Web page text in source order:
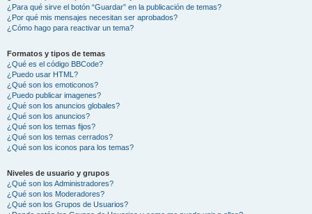
¿Para qué sirve el botón “Guardar” en la publicación de temas?
¿Por qué mis mensajes necesitan ser aprobados?
¿Cómo hago para reactivar un tema?
Formatos y tipos de temas
¿Qué es el código BBCode?
¿Puedo usar HTML?
¿Qué son los emoticonos?
¿Puedo publicar imagenes?
¿Qué son los anuncios globales?
¿Qué son los anuncios?
¿Qué son los temas fijos?
¿Qué son los temas cerrados?
¿Qué son los iconos para los temas?
Niveles de usuario y grupos
¿Qué son los Administradores?
¿Qué son los Moderadores?
¿Qué son los Grupos de Usuarios?